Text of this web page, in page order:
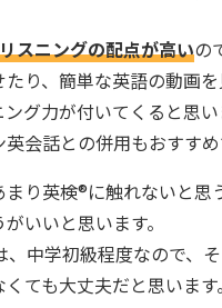
リスニングの配点が高いの
り、簡単な英語の動画
グ力が付いてくると思い
会話との併用もおすすめ
り英検®︎に触れないと思
いいと思います。
、中学初級程度なので、
ても大丈夫だと思います。